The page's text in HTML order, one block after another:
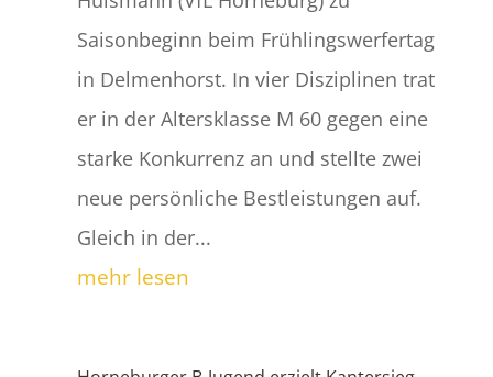
Saisonbeginn beim Frühlingswerfertag
in Delmenhorst. In vier Disziplinen trat
er in der Altersklasse M 60 gegen eine
starke Konkurrenz an und stellte zwei
neue persönliche Bestleistungen auf.
Gleich in der...
mehr lesen